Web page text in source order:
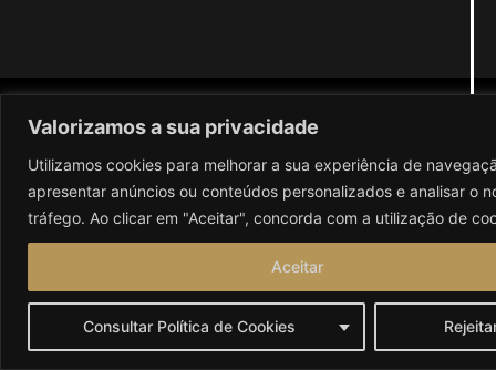
Valorizamos a sua privacidade
Utilizamos cookies para melhorar a sua experiência de
apresentar anúncios ou conteúdos personalizados e analisar o
tráfego. Ao clicar em "Aceitar", concorda com a utilização de
Consultar Política de Cookies
Aceitar
Gastronomia
Dessa evolução nasceu um Éter renovado: uma casa de
petiscos criativos, com sabores autênticos e
descomplicados, pensados para partilhar e saborear
com tempo. A acompanhar, criámos uma carta de vinhos
mais abrangente, com opções para todos os gostos e
carteiras — um verdadeiro wine bar que honra a
diversidade vínica nacional.